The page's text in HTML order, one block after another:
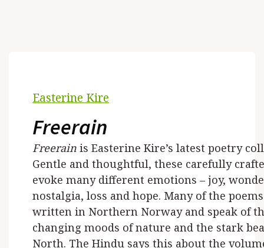
Easterine Kire
Freerain
Freerain is Easterine Kire’s latest poetry
Gentle and thoughtful, these carefully
evoke many different emotions – joy,
nostalgia, loss and hope. Many of the
written in Northern Norway and speak of
changing moods of nature and the stark
North. The Hindu says this about the